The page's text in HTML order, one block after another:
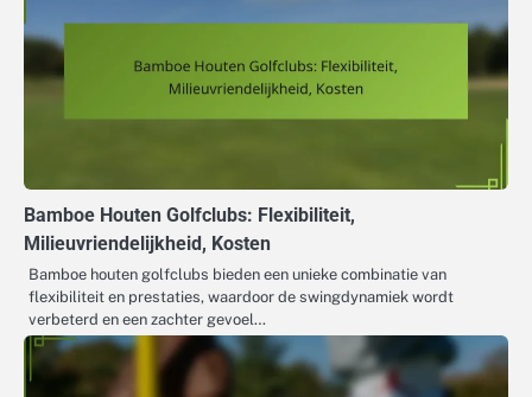
Bamboe Houten Golfclubs: Flexibiliteit,
Milieuvriendelijkheid, Kosten
Bamboe houten golfclubs bieden een unieke combinatie van
flexibiliteit en prestaties, waardoor de swingdynamiek wordt
verbeterd en een zachter gevoel…